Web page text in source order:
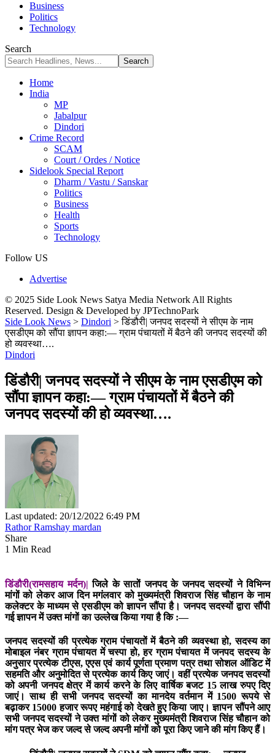
Business
Politics
Technology
Search
Home
India
MP
Jabalpur
Dindori
Crime Record
SCAM
Court / Ordes / Notice
Sidelook Special Report
Dharm / Vastu / Sanskar
Politics
Business
Health
Sports
Technology
Follow US
Advertise
© 2025 Side Look News Satya Media Network All Rights
Reserved. Design & Developed by JPTechnoPark
Side Look News > Dindori >डिंडौरी| जनपद सदस्यों ने सीएम के नाम
एसडीएम को सौंपा ज्ञापन कहा:— ग्राम पंचायतों में बैठने की जनपद सदस्यों की
हो व्यवस्था….
Dindori
डिंडौरी| जनपद सदस्यों ने सीएम के नाम एसडीएम को
सौंपा ज्ञापन कहा:— ग्राम पंचायतों में बैठने की
जनपद सदस्यों की हो व्यवस्था….
Last updated: 20/12/2022 6:49 PM
Rathor Ramshay mardan
Share
1 Min Read
डिंडौरी(रामसहाय मर्दन)| जिले के सातों जनपद के जनपद सदस्यों ने विभिन्न
मांगों को लेकर आज दिन मगंलवार को मुख्यमंत्री शिवराज सिंह चौहान के नाम
कलेक्टर के माध्यम से एसडीएम को ज्ञापन सौंपा है। जनपद सदस्यों द्वारा सौंपी
गई ज्ञापन में उक्त मांगों का उल्लेख किया गया है कि :—
जनपद सदस्यों की प्रत्येक ग्राम पंचायतों में बैठने की व्यवस्था हो, सदस्य का
मोबाइल नंबर ग्राम पंचायत में चस्पा हो, हर ग्राम पंचायत में जनपद सदस्य के
अनुसार प्रत्येक टीएस, एएस एवं कार्य पूर्णता प्रमाण पत्र तथा सोशल ऑडिट में
सहमति और अनुमोदित से प्रत्येक कार्य किए जाएं। वहीं प्रत्येक जनपद सदस्यों
को अपनी जनपद क्षेत्र में कार्य करने के लिए वार्षिक बजट 15 लाख रुपए दिए
जाएं। साथ ही सभी जनपद सदस्यों का मानदेय वर्तमान में 1500 रूपये से
बढ़ाकर 15000 हजार रूपए महंगाई को देखते हुए किया जाए। ज्ञापन सौंपने आए
सभी जनपद सदस्यों ने उक्त मांगों को लेकर मुख्यमंत्री शिवराज सिंह चौहान को
मांग पत्र भेज कर जल्द से जल्द अपनी मांगों को पूरा किए जाने की मांग किए हैं।